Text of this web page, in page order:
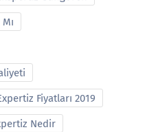
Fiyatları 2019
Nedir